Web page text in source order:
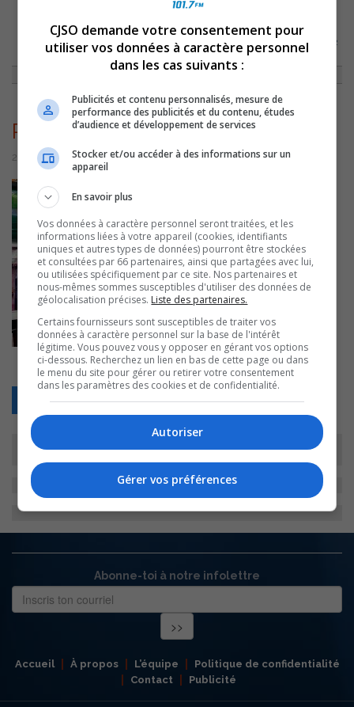
ACCUEIL »ACTUALITÉS»CONTRECOEUR: LA PHARMACIE UNIPRIX
ISABELLE GOURDES ET DANIEL MESSIER PARTICIPE À LA GUIGNOLÉE 2022
PHARMACIEUNIPRIXCONTRECOEUR
PharmacieUniprixContrecoeur
21 novembre 2022 | Par Sylvain Rochon
Retour
Abonne-toi à notre infolettre
Accueil À propos L’équipe
Politique de confidentialité
Contact
Publicité
CJSO demande votre consentement pour
utiliser vos données à caractère personnel
dans les cas suivants :
Publicités et contenu personnalisés, mesure de
performance des publicités et du contenu, études
d’audience et développement de services
Stocker et/ou accéder à des informations sur un
appareil
En savoir plus
Vos données à caractère personnel seront traitées, et les
informations liées à votre appareil (cookies, identifiants
uniques et autres types de données) pourront être stockées
et consultées par 66 partenaires, ainsi que partagées avec lui,
ou utilisées spécifiquement par ce site. Nos partenaires et
nous-mêmes sommes susceptibles d'utiliser des données de
géolocalisation précises. Liste des partenaires.
Certains fournisseurs sont susceptibles de traiter vos
données à caractère personnel sur la base de l'intérêt
légitime. Vous pouvez vous y opposer en gérant vos options
ci-dessous. Recherchez un lien en bas de cette page ou dans
le menu du site pour gérer ou retirer votre consentement
dans les paramètres des cookies et de confidentialité.
Autoriser
Gérer vos préférences